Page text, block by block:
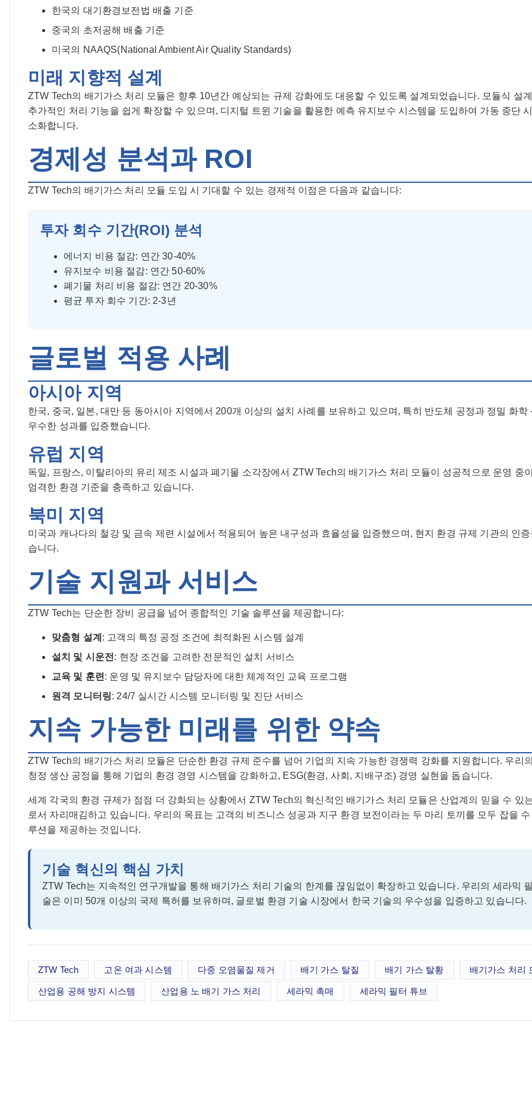
한국의 대기환경보전법 배출 기준
중국의 초저공해 배출 기준
미국의 NAAQS(National Ambient Air Quality Standards)
미래 지향적 설계
ZTW Tech의 배기가스 처리 모듈은 향후 10년간 예상되는 규제 강화에도 대응할 수 있도록 설계되었습니다. 모듈식 설
추가적인 처리 기능을 쉽게 확장할 수 있으며, 디지털 트윈 기술을 활용한 예측 유지보수 시스템을 도입하여 가동 중단
소화합니다.
경제성 분석과 ROI
ZTW Tech의 배기가스 처리 모듈 도입 시 기대할 수 있는 경제적 이점은 다음과 같습니다:
투자 회수 기간(ROI) 분석
에너지 비용 절감: 연간 30-40%
유지보수 비용 절감: 연간 50-60%
폐기물 처리 비용 절감: 연간 20-30%
평균 투자 회수 기간: 2-3년
글로벌 적용 사례
아시아 지역
한국, 중국, 일본, 대만 등 동아시아 지역에서 200개 이상의 설치 사례를 보유하고 있으며, 특히 반도체 공정과 정밀 화학
우수한 성과를 입증했습니다.
유럽 지역
독일, 프랑스, 이탈리아의 유리 제조 시설과 폐기물 소각장에서 ZTW Tech의 배기가스 처리 모듈이 성공적으로 운영 중
엄격한 환경 기준을 충족하고 있습니다.
북미 지역
미국과 캐나다의 철강 및 금속 제련 시설에서 적용되어 높은 내구성과 효율성을 입증했으며, 현지 환경 규제 기관의 인증
습니다.
기술 지원과 서비스
ZTW Tech는 단순한 장비 공급을 넘어 종합적인 기술 솔루션을 제공합니다:
맞춤형 설계 : 고객의 특정 공정 조건에 최적화된 시스템 설계
설치 및 시운전 : 현장 조건을 고려한 전문적인 설치 서비스
교육 및 훈련 : 운영 및 유지보수 담당자에 대한 체계적인 교육 프로그램
원격 모니터링: 24/7 실시간 시스템 모니터링 및 진단 서비스
지속 가능한 미래를 위한 약속
ZTW Tech의 배기가스 처리 모듈은 단순한 환경 규제 준수를 넘어 기업의 지속 가능한 경쟁력 강화를 지원합니다. 우리
청정 생산 공정을 통해 기업의 환경 경영 시스템을 강화하고, ESG(환경, 사회, 지배구조) 경영 실현을 돕습니다.
세계 각국의 환경 규제가 점점 더 강화되는 상황에서 ZTW Tech의 혁신적인 배기가스 처리 모듈은 산업계의 믿을 수 있
로서 자리매김하고 있습니다. 우리의 목표는 고객의 비즈니스 성공과 지구 환경 보전이라는 두 마리 토끼를 모두 잡을
루션을 제공하는 것입니다.
기술 혁신의 핵심 가치
ZTW Tech는 지속적인 연구개발을 통해 배기가스 처리 기술의 한계를 끊임없이 확장하고 있습니다. 우리의 세라믹 필
술은 이미 50개 이상의 국제 특허를 보유하며, 글로벌 환경 기술 시장에서 한국 기술의 우수성을 입증하고 있습니다.
ZTW Tech 고온 여과 시스템 다중 오염물질 제거 배기 가스 탈질 배기 가스 탈황 배기가스 처리
산업용 공해 방지 시스템 산업용 노 배기 가스 처리 세라믹 촉매 세라믹 필터 튜브